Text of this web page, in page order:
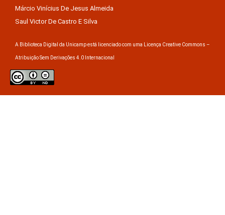
Márcio Vinícius De Jesus Almeida
Saul Victor De Castro E Silva
A Biblioteca Digital da Unicamp está licenciado com uma Licença Creative Commons –
Atribuição Sem Derivações 4.0 Internacional